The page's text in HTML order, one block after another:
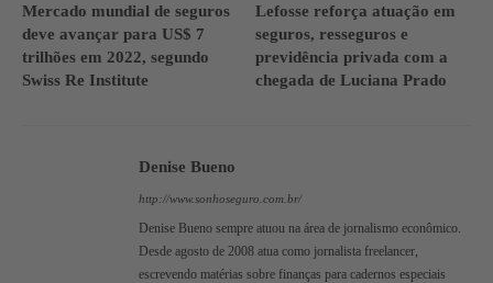
Mercado mundial de seguros
deve avançar para US$ 7
trilhões em 2022, segundo
Swiss Re Institute
Lefosse reforça atuação em
seguros, resseguros e
previdência privada com a
chegada de Luciana Prado
Denise Bueno
http://www.sonhoseguro.com.br/
Denise Bueno sempre atuou na área de jornalismo econômico.
Desde agosto de 2008 atua como jornalista freelancer,
escrevendo matérias sobre finanças para cadernos especiais